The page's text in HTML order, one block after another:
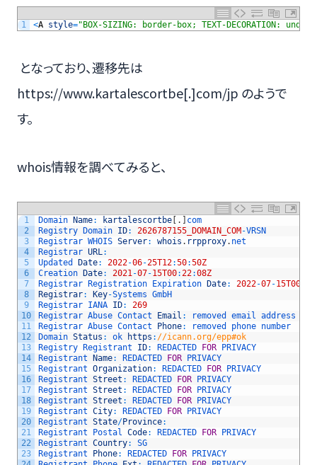
1 <A style="BOX-SIZING: border-box; TEXT-DECORATION:
となっており、遷移先は
https://www.kartalescortbe[.]com/jp のようで
す。
whois情報を調べてみると、
1
2
3
4
5
6
7
8
9
10
11
12
13
14
15
16
17
18
19
20
21
22
23
Domain Name: kartalescortbe .
com
Registry
Domain ID: 2626787155_DOMAIN_COM -VRSN
Registrar WHOIS Server: whois . rrpproxy. net
Registrar URL:
Updated
Date: 2022-06-25T12:50:50Z
Creation
Date: 2021-07-15T00:22:08Z
Registrar
Registration Expiration Date: 2022-07-15T00
Registrar: Key-Systems GmbH
Registrar IANA ID:
269
Registrar Abuse Contact Email : removed email address
Registrar Abuse Contact Phone: removed phone number
Domain Status : ok https : //icann.org/epp#ok
Registry
Registrant ID: REDACTED FOR
PRIVACY
Registrant
Name: REDACTED FOR
PRIVACY
Registrant Organization: REDACTED FOR
PRIVACY
Registrant Street : REDACTED FOR
PRIVACY
Registrant Street : REDACTED FOR
PRIVACY
Registrant Street : REDACTED FOR
PRIVACY
Registrant City: REDACTED FOR
PRIVACY
Registrant State/Province:
Registrant
Postal Code: REDACTED FOR
PRIVACY
Registrant Country:
SG
Registrant
Phone: REDACTED FOR
PRIVACY